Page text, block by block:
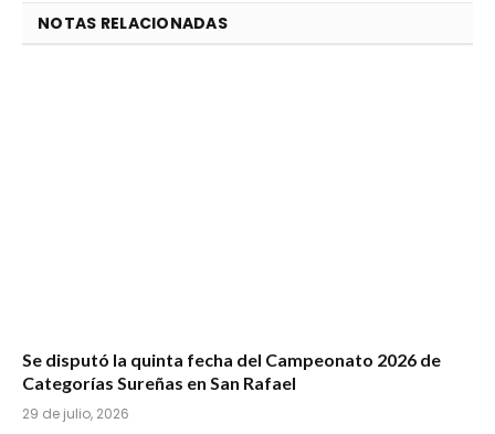
NOTAS RELACIONADAS
Se disputó la quinta fecha del Campeonato 2026 de
Categorías Sureñas en San Rafael
29 de julio, 2026